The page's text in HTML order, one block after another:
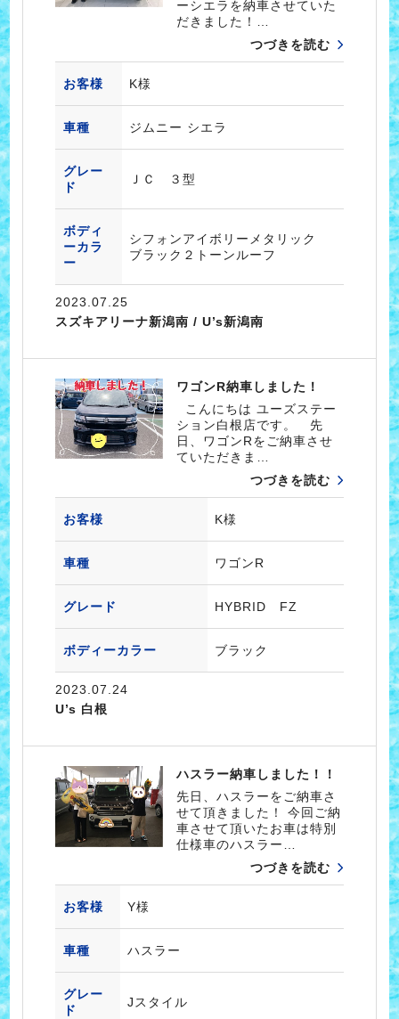
ーシエラを納車させていた
だきました！…
つづきを読む
お客様 K様
車種 ジムニー シエラ
グレー
ド
ＪＣ ３型
ボディ
ーカラ
ー
シフォンアイボリーメタリック
ブラック２トーンルーフ
2023.07.25
スズキアリーナ新潟南 / U’s新潟南
ワゴンR納車しました！
こんにちは ユーズステー
ション白根店です。 先
日、ワゴンRをご納車させ
ていただきま…
つづきを読む
お客様 K様
車種 ワゴンR
グレード HYBRID FZ
ボディーカラー ブラック
2023.07.24
U’s 白根
ハスラー納車しました！！
先日、ハスラーをご納車さ
せて頂きました！ 今回ご納
車させて頂いたお車は特別
仕様車のハスラー…
つづきを読む
お客様 Y様
車種 ハスラー
グレー
ド
Jスタイル